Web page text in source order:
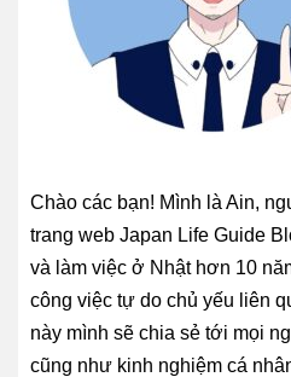
Chào các bạn! Mình là Ain,
trang web Japan Life Guide
và làm việc ở Nhật hơn 10
công việc tự do chủ yếu liên
này mình sẽ chia sẻ tới mọi
cũng như kinh nghiệm cá